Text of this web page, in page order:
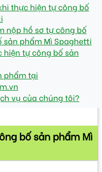
thực hiện tự công bố
nộp hồ sơ tự công bố
phẩm Mì Spaghetti
hiện tự công bố sản
phẩm tại
vụ của chúng tôi?
bố sản phẩm Mì